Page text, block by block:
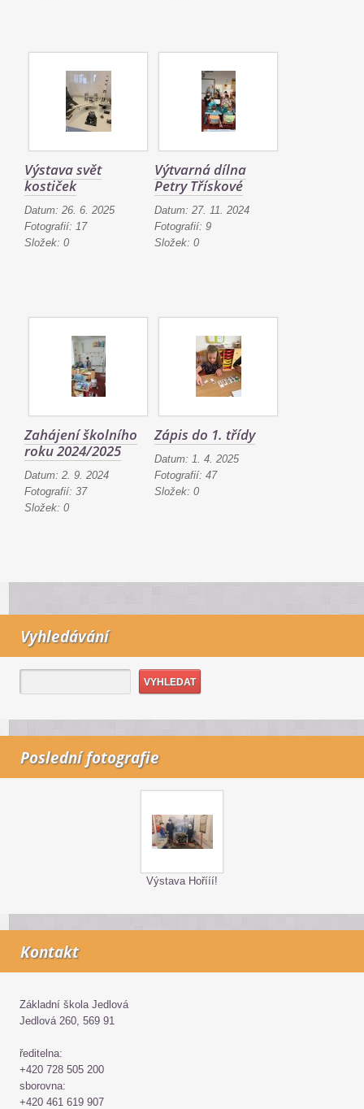
Výstava svět
kostiček
Datum: 26. 6. 2025
Fotografií: 17
Složek: 0
Výtvarná dílna
Petry Třískové
Datum: 27. 11. 2024
Fotografií: 9
Složek: 0
Zahájení školního
roku 2024/2025
Datum: 2. 9. 2024
Fotografií: 37
Složek: 0
Zápis do 1. třídy
Datum: 1. 4. 2025
Fotografií: 47
Složek: 0
Vyhledávání
Poslední fotografie
Výstava Hořííí!
Kontakt
Základní škola Jedlová
Jedlová 260, 569 91
ředitelna:
+420 728 505 200
sborovna:
+420 461 619 907